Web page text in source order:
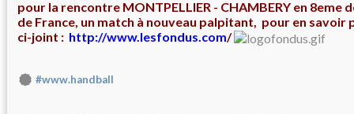
pour la rencontre MONTPELLIER - CHAMBERY en 8eme
de France, un match à nouveau palpitant, pour en savoir
ci-joint : http://www.lesfondus.com/
#www.handball